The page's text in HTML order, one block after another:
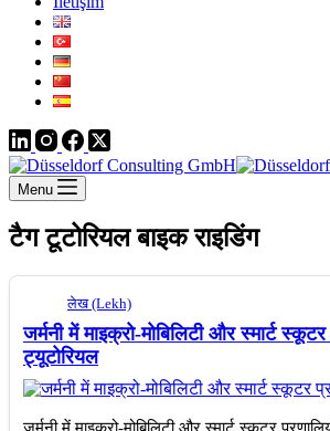
Menu
टैगटूटोरियल बाइक राइडिंग
लेख (Lekh)
जर्मनी में माइक्रो-मोबिलिटी और स्मार्ट
ट्यूटोरियल
जर्मनी में माइक्रो-मोबिलिटी और स्मार्ट स्कूटर